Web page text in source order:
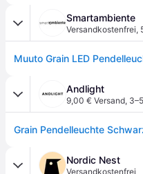
Smartambiente
Versandkostenfrei,
Andlight
9,00 € Versand,
Grain Pendelleuchte
Nordic Nest
Versandkostenfrei